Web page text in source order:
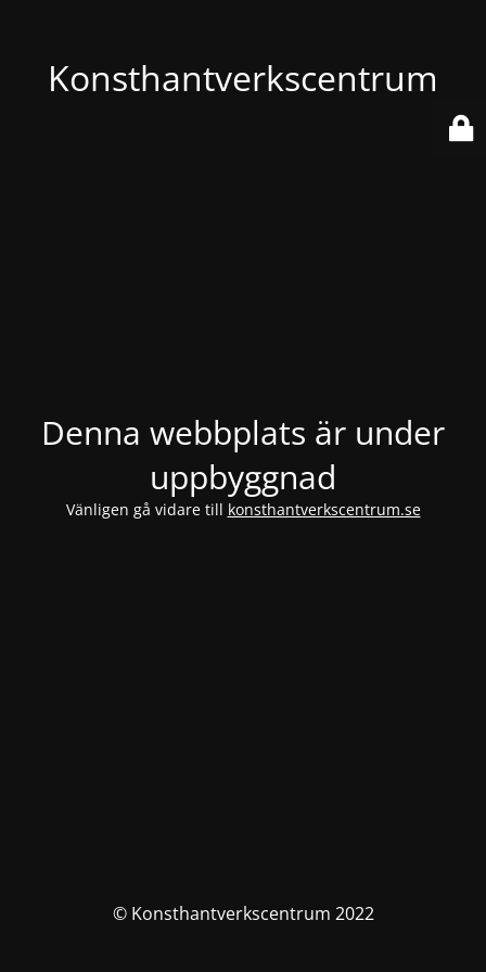
Konsthantverkscentrum
Denna webbplats är under
uppbyggnad
Vänligen gå vidare till konsthantverkscentrum.se
© Konsthantverkscentrum 2022